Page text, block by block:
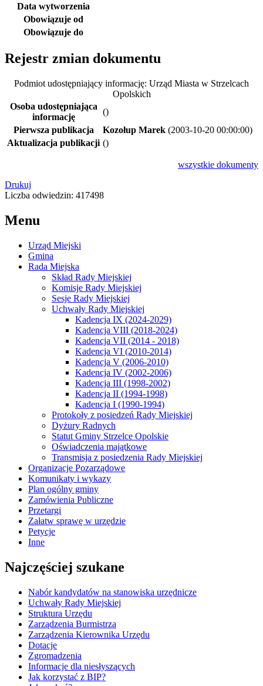
Data wytworzenia
Obowiązuje od
Obowiązuje do
Rejestr zmian dokumentu
Podmiot udostępniający informację: Urząd Miasta w Strzelcach
Opolskich
Osoba udostępniająca
informację
()
Pierwsza publikacja
Kozołup Marek (2003-10-20 00:00:00)
Aktualizacja publikacji ()
wszystkie dokumenty
Drukuj
Liczba odwiedzin: 417498
Menu
Urząd Miejski
Gmina
Rada Miejska
Skład Rady Miejskiej
Komisje Rady Miejskiej
Sesje Rady Miejskiej
Uchwały Rady Miejskiej
Kadencja IX (2024-2029)
Kadencja VIII (2018-2024)
Kadencja VII (2014 - 2018)
Kadencja VI (2010-2014)
Kadencja V (2006-2010)
Kadencja IV (2002-2006)
Kadencja III (1998-2002)
Kadencja II (1994-1998)
Kadencja I (1990-1994)
Protokoły z posiedzeń Rady Miejskiej
Dyżury Radnych
Statut Gminy Strzelce Opolskie
Oświadczenia majątkowe
Transmisja z posiedzenia Rady Miejskiej
Organizacje Pozarządowe
Komunikaty i wykazy
Plan ogólny gminy
Zamówienia Publiczne
Przetargi
Załatw sprawę w urzędzie
Petycje
Inne
Najczęściej szukane
Nabór kandydatów na stanowiska urzędnicze
Uchwały Rady Miejskiej
Struktura Urzędu
Zarządzenia Burmistrza
Zarządzenia Kierownika Urzędu
Dotacje
Zgromadzenia
Informacje dla niesłyszących
Jak korzystać z BIP?